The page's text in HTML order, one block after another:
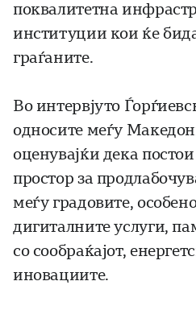
поквалитетна
институции кои ќе
граѓаните.
Во интервјуто
односите меѓу
оценувајќи дека
простор за
меѓу градовите,
дигиталните услуги,
со сообраќајот,
иновациите.